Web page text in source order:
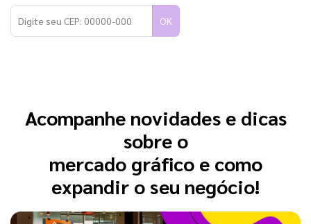
OK
Acompanhe novidades e dicas
sobre o
mercado gráfico e como
expandir o seu negócio!